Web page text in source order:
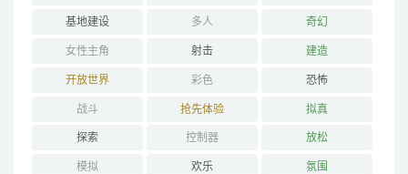
基地建设 多人 奇幻
女性主角 射击 建造
开放世界 彩色 恐怖
战斗 抢先体验 拟真
探索 控制器 放松
模拟 欢乐 氛围